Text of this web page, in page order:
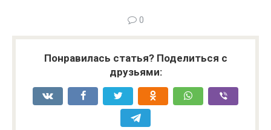
0
Понравилась статья? Поделиться с
друзьями: